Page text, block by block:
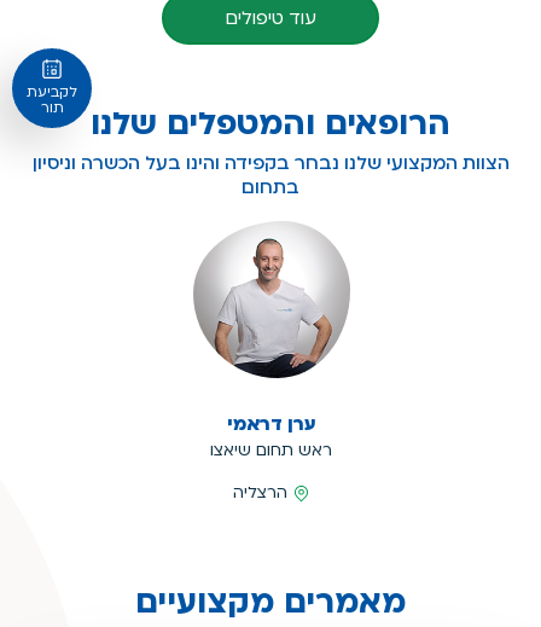
לקביעת
תור
עוד טיפולים
הרופאים והמטפלים שלנו
הצוות המקצועי שלנו נבחר בקפידה והינו בעל הכשרה וניסיון
בתחום
ערן דראמי
ראש תחום שיאצו
מיקום
הרצליה
מאמרים מקצועיים